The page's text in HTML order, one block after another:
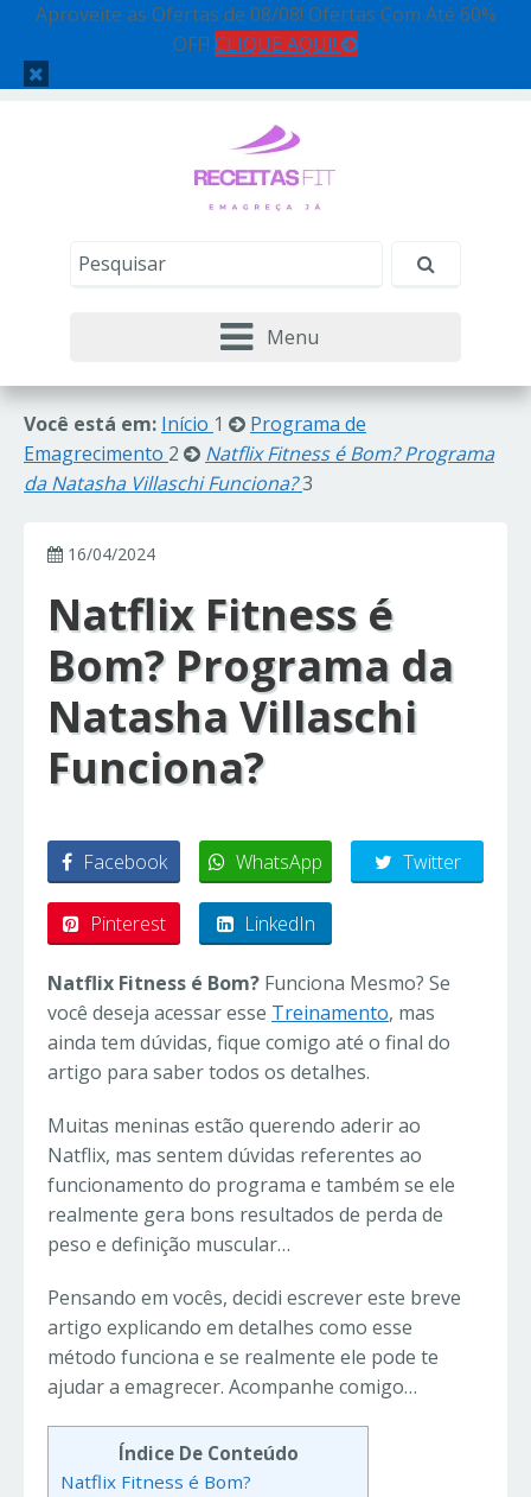
Aproveite as Ofertas de 08/08! Ofertas Com Até 60%
OFF! CLIQUE AQUI!
Menu
Você está em: Início 1
Programa de
Emagrecimento 2
Natflix Fitness é Bom? Programa
da Natasha Villaschi Funciona?3
16/04/2024
Natflix Fitness é
Bom? Programa da
Natasha Villaschi
Funciona?
Facebook WhatsApp Twitter
Pinterest LinkedIn
Natflix Fitness é Bom? Funciona Mesmo? Se
você deseja acessar esse Treinamento, mas
ainda tem dúvidas, fique comigo até o final do
artigo para saber todos os detalhes.
Muitas meninas estão querendo aderir ao
Natflix, mas sentem dúvidas referentes ao
funcionamento do programa e também se ele
realmente gera bons resultados de perda de
peso e definição muscular…
Pensando em vocês, decidi escrever este breve
artigo explicando em detalhes como esse
método funciona e se realmente ele pode te
ajudar a emagrecer. Acompanhe comigo…
Índice De Conteúdo
Natflix Fitness é Bom?